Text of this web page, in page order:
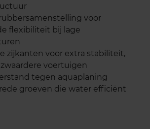
voor
flexibiliteit bij lage
zijkanten voor extra stabiliteit,
voertuigen
tegen aquaplaning
groeven die water efficiënt